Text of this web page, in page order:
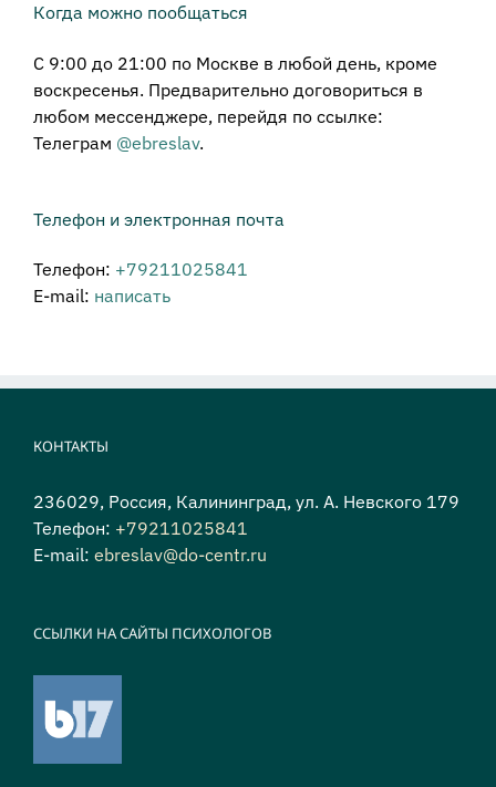
Когда можно пообщаться
С 9:00 до 21:00 по Москве в любой день, кроме
воскресенья. Предварительно договориться в
любом мессенджере, перейдя по ссылке:
Телеграм @ebreslav.
Телефон и электронная почта
Телефон: +79211025841
E-mail: написать
КОНТАКТЫ
236029, Россия, Калининград, ул. А. Невского 179
Телефон: +79211025841
E-mail: ebreslav@do-centr.ru
ССЫЛКИ НА САЙТЫ ПСИХОЛОГОВ